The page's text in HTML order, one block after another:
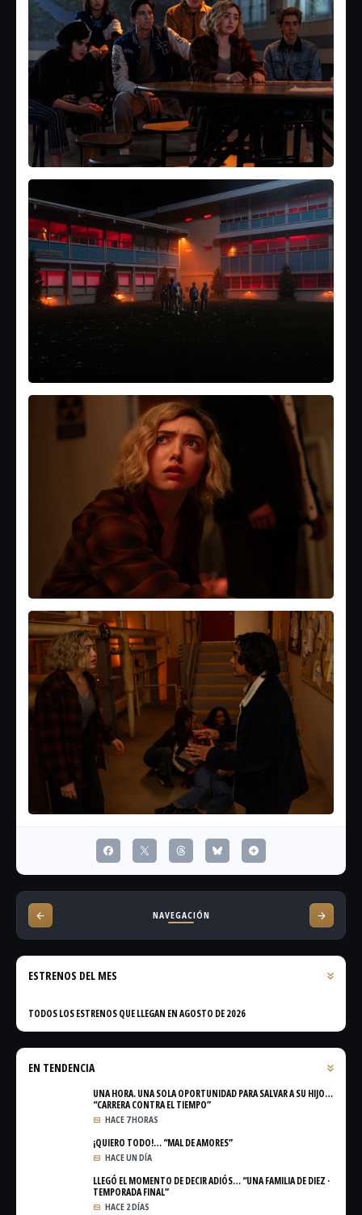
NAVEGACIÓN
ESTRENOS DEL MES
TODOS LOS ESTRENOS QUE LLEGAN EN AGOSTO DE 2026
EN TENDENCIA
UNA HORA. UNA SOLA OPORTUNIDAD PARA SALVAR A SU HIJO…
“CARRERA CONTRA EL TIEMPO”
HACE 7 HORAS
¡QUIERO TODO!… “MAL DE AMORES”
HACE UN DÍA
LLEGÓ EL MOMENTO DE DECIR ADIÓS… “UNA FAMILIA DE DIEZ ·
TEMPORADA FINAL”
HACE 2 DÍAS